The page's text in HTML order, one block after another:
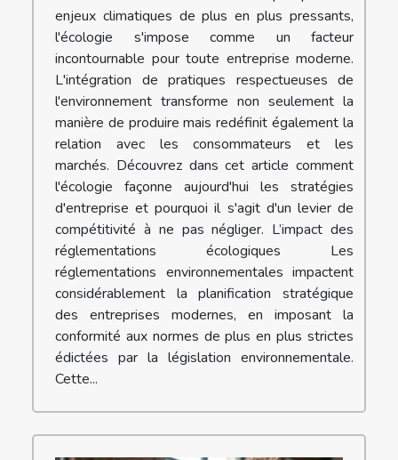
enjeux climatiques de plus en plus pressants,
l'écologie s'impose comme un facteur
incontournable pour toute entreprise moderne.
L'intégration de pratiques respectueuses de
l'environnement transforme non seulement la
manière de produire mais redéfinit également la
relation avec les consommateurs et les
marchés. Découvrez dans cet article comment
l'écologie façonne aujourd'hui les stratégies
d'entreprise et pourquoi il s'agit d'un levier de
compétitivité à ne pas négliger. L’impact des
réglementations écologiques Les
réglementations environnementales impactent
considérablement la planification stratégique
des entreprises modernes, en imposant la
conformité aux normes de plus en plus strictes
édictées par la législation environnementale.
Cette...